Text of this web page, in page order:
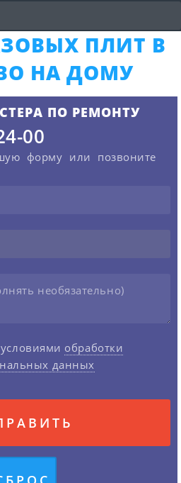
ПЛИТ В
НА ДОМУ
ПО РЕМОНТУ
00
форму или позвоните
обработки
данных